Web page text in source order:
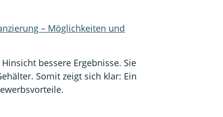
– Möglichkeiten und
bessere Ergebnisse. Sie
Somit zeigt sich klar: Ein